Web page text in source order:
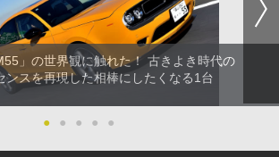
」の世界観に触れた！ 古きよき時代の
ンスを再現した相棒にしたくなる1台
● ● ● ● ●